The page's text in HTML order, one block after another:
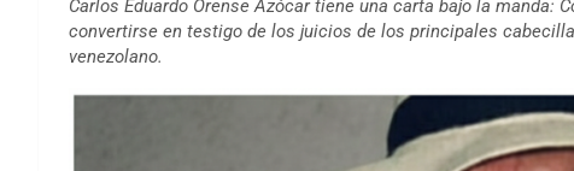
Carlos Eduardo Orense Azócar tiene una carta bajo la manda:
convertirse en testigo de los juicios de los principales
venezolano.